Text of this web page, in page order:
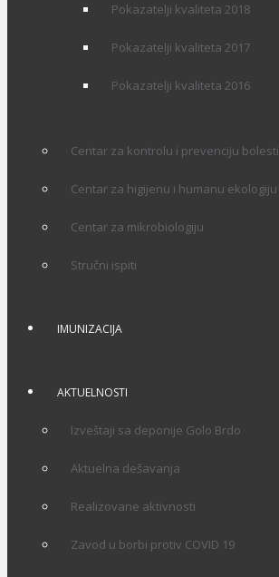
Pokazatelji kvaliteta 2018
Pokazatelji kvaliteta 2017
Pokazatelji kvaliteta 2016
Centar za kontrolu i prevenciju bolesti
Centar za higijenu i humanu ekologiju
Centar za mikrobiologiju
Stručni ispiti
IMUNIZACIJA
AKTUELNOSTI
Izveštaji sa deponije Golo Brdo
Aktuelna dešavanja
Realizovane aktivnosti
Zavod u borbi protiv COVID 19